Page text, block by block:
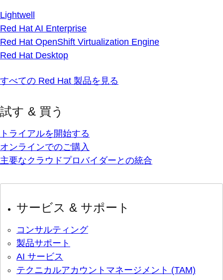
Lightwell
Red Hat AI Enterprise
Red Hat OpenShift Virtualization Engine
Red Hat Desktop
すべての Red Hat 製品を見る
試す & 買う
トライアルを開始する
オンラインでのご購入
主要なクラウドプロバイダーとの統合
サービス & サポート
コンサルティング
製品サポート
AI サービス
テクニカルアカウントマネージメント (TAM)